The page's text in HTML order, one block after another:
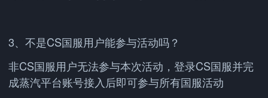
3、不是CS国服用户能参与活动吗？
非CS国服用户无法参与本次活动，登录CS国服并完
成蒸汽平台账号接入后即可参与所有国服活动